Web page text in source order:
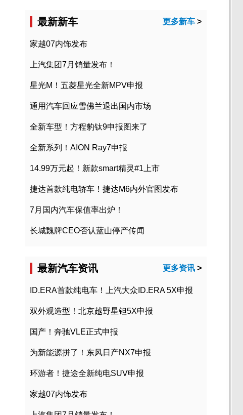
最新新车 更多新车 >
家越07内饰发布
上汽集团7月销量发布！
星光M！五菱星光全新MPV申报
通用汽车回应雪佛兰退出国内市场
全新车型！方程豹钛9申报图来了
全新系列！AION Ray7申报
14.99万元起！新款smart精灵#1上市
捷达首款纯电轿车！捷达M6内外官图发布
7月国内汽车保值率出炉！
长城魏牌CEO否认蓝山停产传闻
最新汽车资讯 更多资讯 >
ID.ERA首款纯电车！上汽大众ID.ERA 5X申报
双外观造型！北京越野星钽5X申报
国产！奔驰VLE正式申报
为新能源拼了！东风日产NX7申报
环游者！捷途全新纯电SUV申报
家越07内饰发布